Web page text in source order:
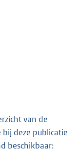
van de
deze publicatie
beschikbaar: